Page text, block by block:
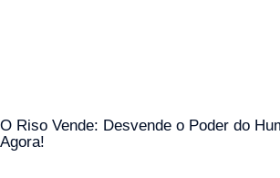
O Riso Vende: Desvende o Poder do
Agora!